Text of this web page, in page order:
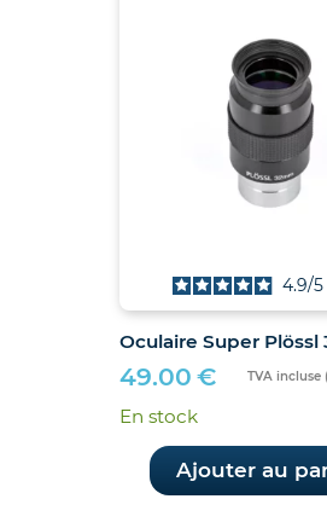
Oculaire Super Plössl
4.9/5
49.00 € TVA incluse
En stock
Ajouter au